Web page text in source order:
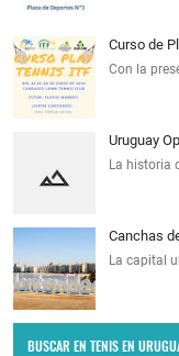
Curso de
Con la
Uruguay
La historia
Canchas
La capital
BUSCAR EN TENIS EN